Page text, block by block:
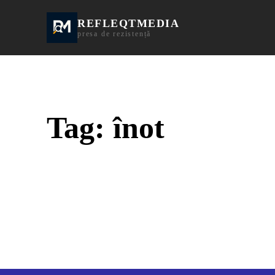
REFLEQTMEDIA
presa de rezistență
Tag:înot